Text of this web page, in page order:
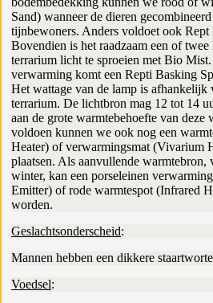
Sand) wanneer de dieren
tijnbewoners. Anders voldoet ook Rept
Bovendien is het raadzaam een of
terrarium licht te sproeien met Bio
verwarming komt een Repti Basking
Het wattage van de lamp is afhankelijk
terrarium. De lichtbron mag 12 tot 14
aan de grote warmtebehoefte van deze
voldoen kunnen we ook nog een
Heater) of verwarmingsmat (Vivarium
plaatsen. Als aanvullende warmtebron,
winter, kan een porseleinen
Emitter) of rode warmtespot (Infrared
worden.
Geslachtsonderscheid:
Mannen hebben een dikkere
Voedsel: